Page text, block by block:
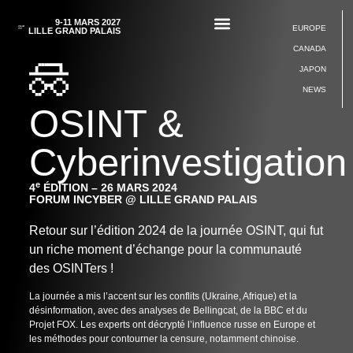
9-11 MARS 2027
LILLE GRAND PALAIS
EUROPE
CANADA
JAPON
NEWS
OSINT &
Cyberinvestigation
4eÉDITION – 26 MARS 2024
FORUM INCYBER @ LILLE GRAND PALAIS
Retour sur l’édition 2024 de la journée OSINT, qui fut
un riche moment d’échange pour la communauté
des OSINTers !
La journée a mis l’accent sur les conflits (Ukraine, Afrique) et la
désinformation, avec des analyses de Bellingcat, de la BBC et du
Projet FOX. Les experts ont décrypté l’influence russe en Europe et
les méthodes pour contourner la censure, notamment chinoise.